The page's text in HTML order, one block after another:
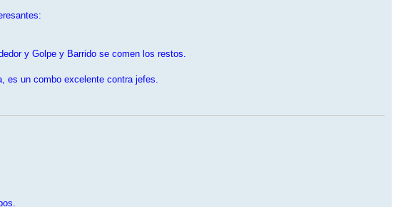
y Golpe y Barrido se comen los restos.
es un combo excelente contra jefes.